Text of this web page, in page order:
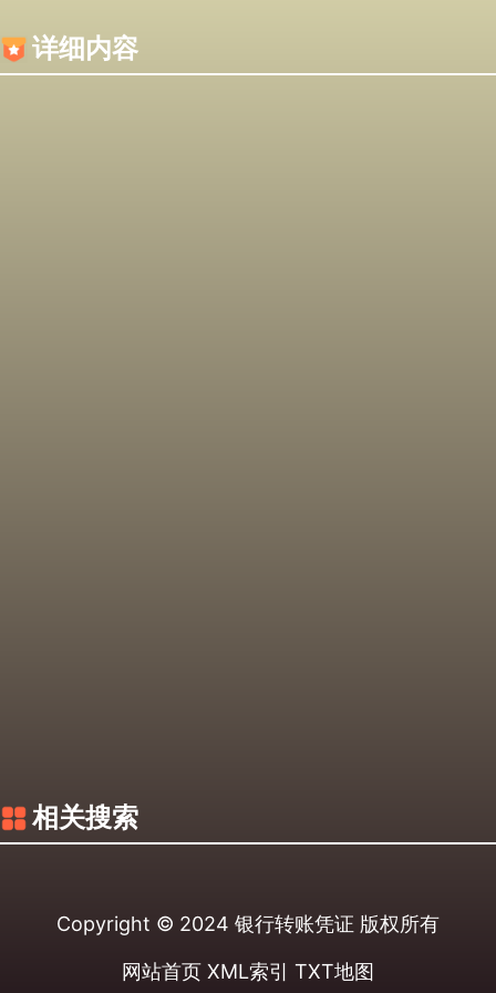
详细内容
相关搜索
Copyright © 2024 银行转账凭证 版权所有
网站首页 XML索引 TXT地图